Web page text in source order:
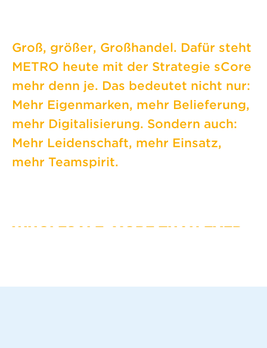
Groß, größer, Großhandel. Dafür steht
METRO heute mit der Strategie sCore
mehr denn je. Das bedeutet nicht nur:
Mehr Eigenmarken, mehr Belieferung,
mehr Digitalisierung. Sondern auch:
Mehr Leidenschaft, mehr Einsatz,
mehr Teamspirit.
WHOLESALE. MORE THAN EVER.